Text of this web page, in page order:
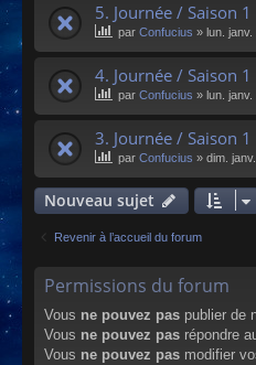
5. Journée / Saison 1
par Confucius » lun.
4. Journée / Saison 1
par Confucius » lun.
3. Journée / Saison 1
par Confucius » dim.
Nouveau sujet
Revenir à l’accueil du forum
Permissions du forum
Vous ne pouvez pas publier de
Vous ne pouvez pas répondre
Vous ne pouvez pas modifier